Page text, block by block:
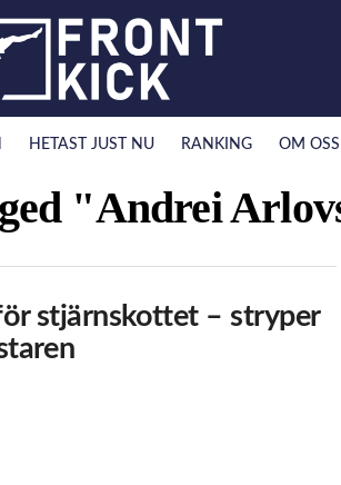
HETAST JUST NU RANKING OM OSS
"Andrei
stjärnskottet – stryper